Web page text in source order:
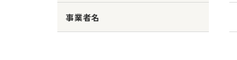
事業者名